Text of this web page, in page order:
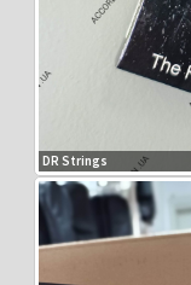
DR Strings